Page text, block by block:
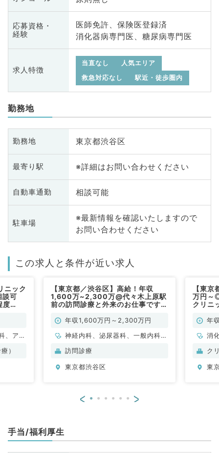
応募資格・
経験
医師免許、保険医登録済
消化器病専門医、糖尿病専門医
求人特徴
当直なし
人気エリア
救急対応なし
駅近・徒歩圏内
勤務地
勤務地 東京都渋谷区
最寄り駅 ※詳細はお問い合わせください
自動車通勤 相談可能
駐車場
※最新情報を確認いたしますので
お問い合わせください
この求人と条件が近い求人
ニック
可
度
、アレ
児科、
ック、
一般内
）
【東京都／渋谷区】高給！年収
1,600万~2,300万@代々木上原駅
前の訪問診療と外来のお仕事です
年収1,600万円～2,300万円
神経内科、泌尿器科、一般内科、
循環器内科、呼吸器内科、消化器
訪問診療
東京都渋谷区
【東
万円～
クリニ
年
消
ク
東
< >
手当/福利厚生